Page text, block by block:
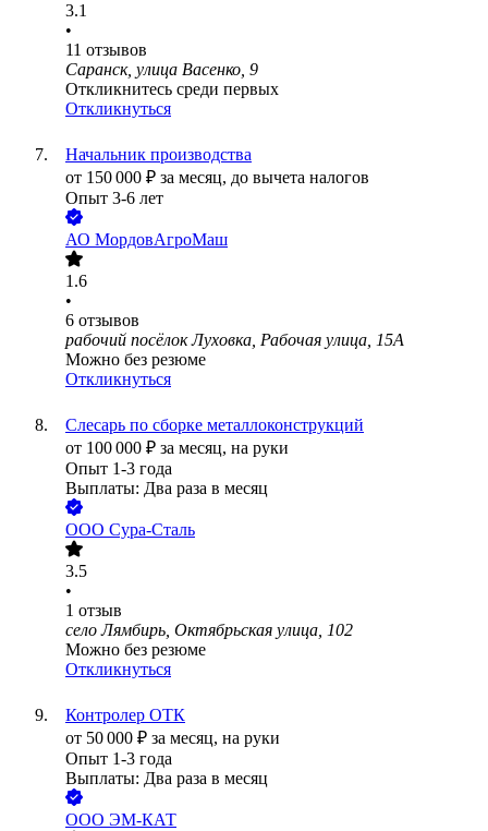
3.1
•
11 отзывов
Саранск, улица Васенко, 9
Откликнитесь среди первых
Откликнуться
Начальник производства
от 150 000 ₽ за месяц, до вычета налогов
Опыт 3-6 лет
АО МордовАгроМаш
1.6
•
6 отзывов
рабочий посёлок Луховка, Рабочая улица, 15А
Можно без резюме
Откликнуться
Слесарь по сборке металлоконструкций
от 100 000 ₽ за месяц, на руки
Опыт 1-3 года
Выплаты: Два раза в месяц
ООО Сура-Сталь
3.5
•
1 отзыв
село Лямбирь, Октябрьская улица, 102
Можно без резюме
Откликнуться
Контролер ОТК
от 50 000 ₽ за месяц, на руки
Опыт 1-3 года
Выплаты: Два раза в месяц
ООО ЭМ-КАТ